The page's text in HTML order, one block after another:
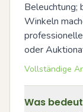
Beleuchtung;
Winkeln
oder
Vollständige
Was